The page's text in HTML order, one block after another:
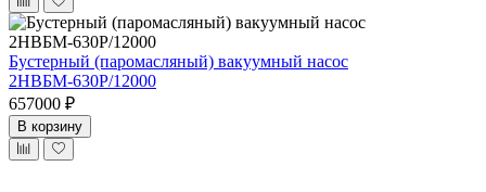
Бустерный (паромасляный) вакуумный насос
2НВБМ-630Р/12000
657000 ₽
В корзину